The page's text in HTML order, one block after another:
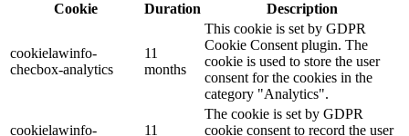
Cookie
Duration Description
cookielawinfo-
checbox-analytics
11
months
This cookie is set by GDPR
Cookie Consent plugin. The
cookie is used to store the user
consent for the cookies in the
category "Analytics".
cookielawinfo-
11
The cookie is set by GDPR
cookie consent to record the user